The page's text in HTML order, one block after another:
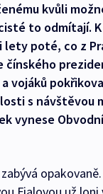
kvůli
to odmítají.
poté, co z
vojáků
s návštěvou
vynese